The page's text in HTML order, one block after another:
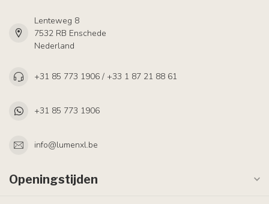
Lenteweg 8
7532 RB Enschede
Nederland
+31 85 773 1906 / +33 1 87 21 88 61
+31 85 773 1906
info@lumenxl.be
Openingstijden